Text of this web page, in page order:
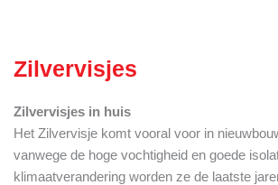
Zilvervisjes
Zilvervisjes in huis
Het Zilvervisje komt vooral voor in
vanwege de hoge vochtigheid en goede
klimaatverandering worden ze de laatste